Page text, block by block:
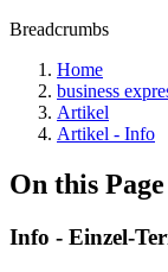
Breadcrumbs
Home
business
Artikel
Artikel - Info
On this Page
Info - Einzel-